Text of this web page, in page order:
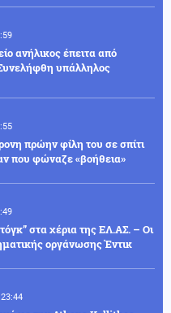
ανήλικος έπειτα από
υπάλληλος
πρώην φίλη του σε σπίτι
που φώναζε «βοήθεια»
στα χέρια της ΕΛ.ΑΣ. – Οι
οργάνωσης Έντικ